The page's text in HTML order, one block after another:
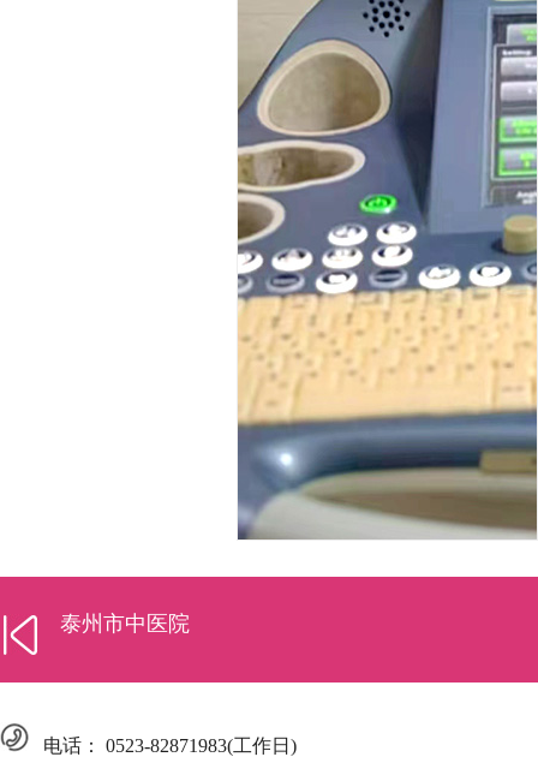
泰州市中医院
电话： 0523-82871983(工作日)